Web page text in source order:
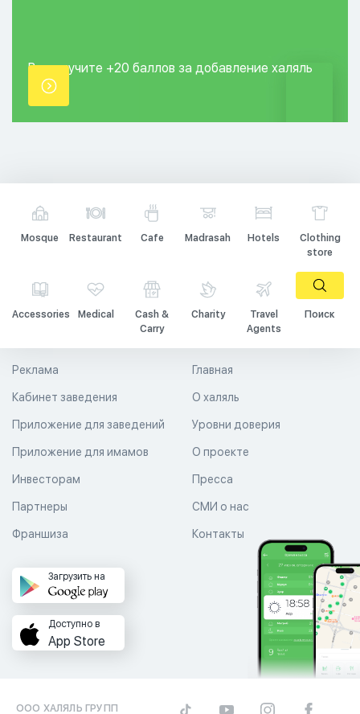
Вы получите +20 баллов за добавление халяль
точки.
Mosque Restaurant Cafe Madrasah Hotels
Clothing
store
Accessories Medical
Cash &
Carry
Charity
Travel
Agents
Поиск
Главная
О халяль
Уровни доверия
Реклама
Кабинет заведения
Приложение для заведений
Приложение для имамов О проекте
Пресса
СМИ о нас
Контакты
Инвесторам
Партнеры
Франшиза
Загрузить на
Доступно в
App Store
ООО ХАЛЯЛЬ ГРУПП